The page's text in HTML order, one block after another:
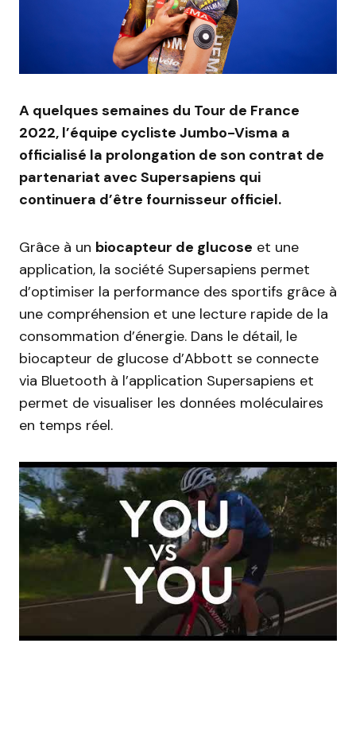
A quelques semaines du Tour de France
2022, l’équipe cycliste Jumbo-Visma a
officialisé la prolongation de son contrat de
partenariat avec Supersapiens qui
continuera d’être fournisseur officiel.
Grâce à un biocapteur de glucose et une
application, la société Supersapiens permet
d’optimiser la performance des sportifs grâce à
une compréhension et une lecture rapide de la
consommation d’énergie. Dans le détail, le
biocapteur de glucose d’Abbott se connecte
via Bluetooth à l’application Supersapiens et
permet de visualiser les données moléculaires
en temps réel.